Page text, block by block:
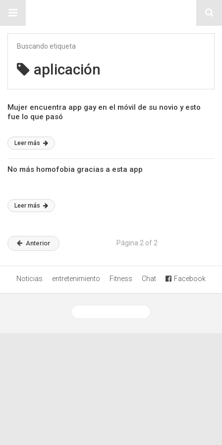
Buscando etiqueta
aplicación
Mujer encuentra app gay en el móvil de su novio y esto
fue lo que pasó
Leer más
No más homofobia gracias a esta app
Leer más
Anterior Página 2 of 2
Noticias entretenimiento Fitness Chat Facebook